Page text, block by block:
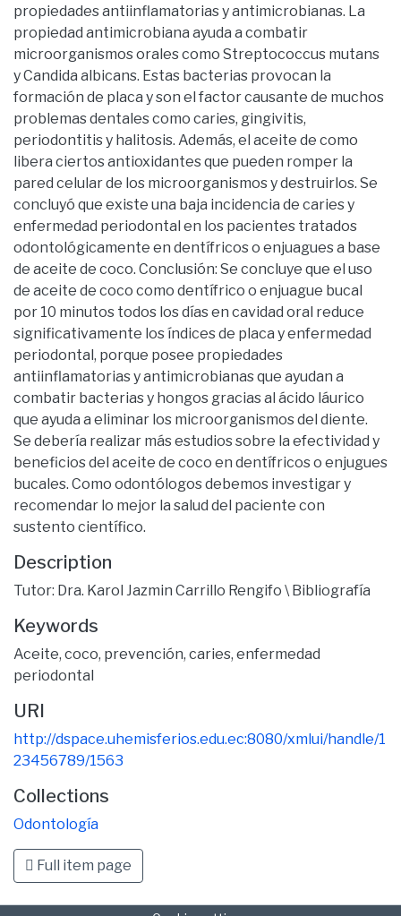
propiedades antiinflamatorias y antimicrobianas. La
propiedad antimicrobiana ayuda a combatir
microorganismos orales como Streptococcus mutans
y Candida albicans. Estas bacterias provocan la
formación de placa y son el factor causante de muchos
problemas dentales como caries, gingivitis,
periodontitis y halitosis. Además, el aceite de como
libera ciertos antioxidantes que pueden romper la
pared celular de los microorganismos y destruirlos. Se
concluyó que existe una baja incidencia de caries y
enfermedad periodontal en los pacientes tratados
odontológicamente en dentífricos o enjuagues a base
de aceite de coco. Conclusión: Se concluye que el uso
de aceite de coco como dentífrico o enjuague bucal
por 10 minutos todos los días en cavidad oral reduce
significativamente los índices de placa y enfermedad
periodontal, porque posee propiedades
antiinflamatorias y antimicrobianas que ayudan a
combatir bacterias y hongos gracias al ácido láurico
que ayuda a eliminar los microorganismos del diente.
Se debería realizar más estudios sobre la efectividad y
beneficios del aceite de coco en dentífricos o enjugues
bucales. Como odontólogos debemos investigar y
recomendar lo mejor la salud del paciente con
sustento científico.
Description
Tutor: Dra. Karol Jazmin Carrillo Rengifo \ Bibliografía
Keywords
Aceite, coco, prevención, caries, enfermedad
periodontal
URI
http://dspace.uhemisferios.edu.ec:8080/xmlui/handle/1
23456789/1563
Collections
Odontología
Full item page